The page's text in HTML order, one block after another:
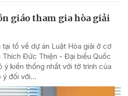
giáo tham gia hòa giải
tổ về dự án Luật Hòa giải ở cơ
Đức Thiện - Đại biểu Quốc
ý kiến thống nhất với tờ trình của
ý đối với...